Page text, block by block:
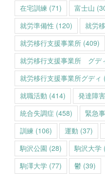
在宅訓練 (71) 富士山
就労準備性 (120) 就労
就労移行支援事業所 (409)
就労移行支援事業所 グデ
就労移行支援事業所グディ
就職活動 (414) 発達障害
統合失調症 (458) 緊急
訓練 (106) 運動 (37)
駒沢公園 (28) 駒沢大学
駒澤大学 (77) 鬱 (39)